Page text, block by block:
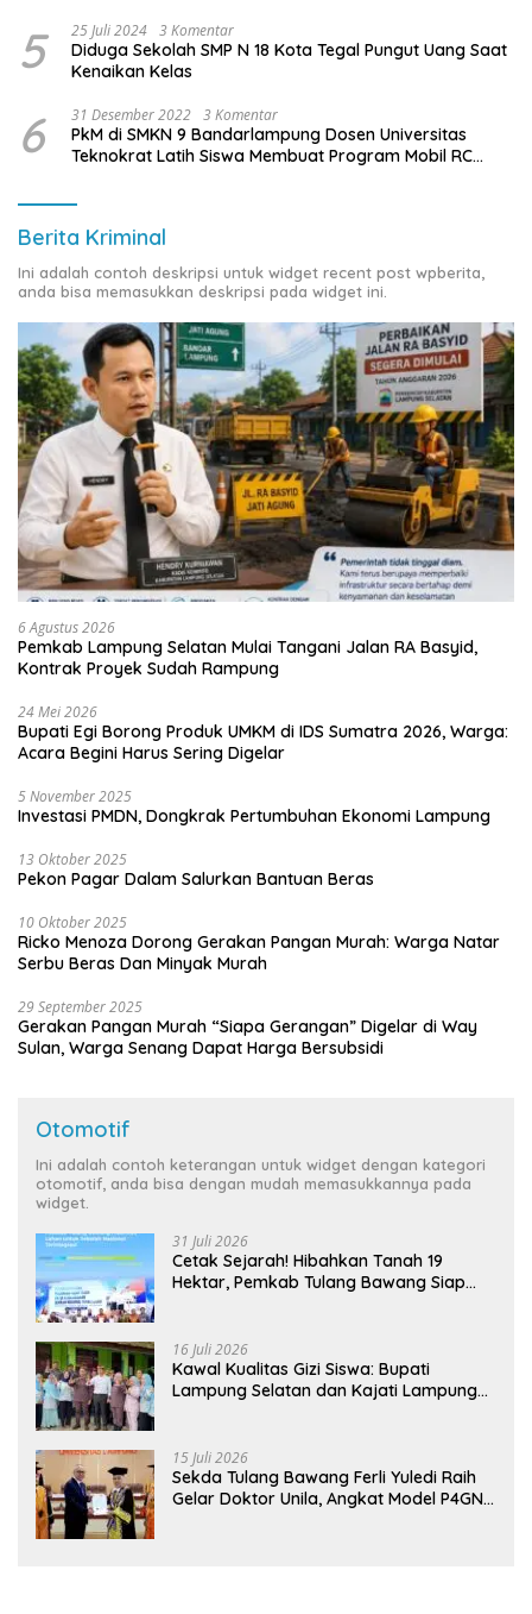
5 25 Juli 2024 3 Komentar
Diduga Sekolah SMP N 18 Kota Tegal Pungut Uang Saat
Kenaikan Kelas
6 31 Desember 2022 3 Komentar
PkM di SMKN 9 Bandarlampung Dosen Universitas
Teknokrat Latih Siswa Membuat Program Mobil RC
Berita Kriminal
Ini adalah contoh deskripsi untuk widget recent post wpberita,
anda bisa memasukkan deskripsi pada widget ini.
6 Agustus 2026
Pemkab Lampung Selatan Mulai Tangani Jalan RA Basyid,
Kontrak Proyek Sudah Rampung
24 Mei 2026
Bupati Egi Borong Produk UMKM di IDS Sumatra 2026, Warga:
Acara Begini Harus Sering Digelar
5 November 2025
Investasi PMDN, Dongkrak Pertumbuhan Ekonomi Lampung
13 Oktober 2025
Pekon Pagar Dalam Salurkan Bantuan Beras
10 Oktober 2025
Ricko Menoza Dorong Gerakan Pangan Murah: Warga Natar
Serbu Beras Dan Minyak Murah
29 September 2025
Gerakan Pangan Murah “Siapa Gerangan” Digelar di Way
Sulan, Warga Senang Dapat Harga Bersubsidi
Otomotif
Ini adalah contoh keterangan untuk widget dengan kategori
otomotif, anda bisa dengan mudah memasukkannya pada
widget.
31 Juli 2026
Cetak Sejarah! Hibahkan Tanah 19
Hektar, Pemkab Tulang Bawang Siap
16 Juli 2026
Kawal Kualitas Gizi Siswa: Bupati
Lampung Selatan dan Kajati Lampung
15 Juli 2026
Sekda Tulang Bawang Ferli Yuledi Raih
Gelar Doktor Unila, Angkat Model P4GN